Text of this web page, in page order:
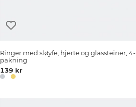
Ringer med sløyfe, hjerte og glassteiner, 4-
pakning
139 kr